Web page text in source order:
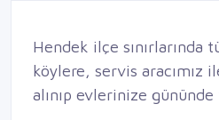
Hendek ilçe sınırlarında
köylere, servis aracımız
alınıp evlerinize